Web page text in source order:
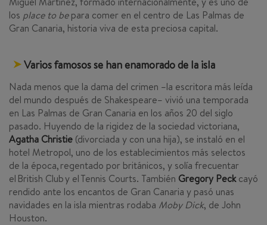
los place to bepara comer en el centro de Las Palmas de
Gran Canaria, historia viva de esta preciosa capital.
Varios famosos se han enamorado de la isla
Nada menos que la dama del crimen –la escritora más leída
del mundo después de Shakespeare– vivió una temporada
en Las Palmas de Gran Canaria en los años 20 del siglo
pasado. Huyendo de la rigidez de la sociedad victoriana,
Agatha Christie (divorciada y con una hija), se instaló en el
hotel Metropol, uno de los establecimientos más selectos
de la época, regentado por británicos, y solía frecuentar
el British Club y el Tennis Courts. También Gregory Peckcayó
rendido ante los encantos de Gran Canaria y pasó unas
navidades en la isla mientras rodaba Moby Dick, de John
Houston.